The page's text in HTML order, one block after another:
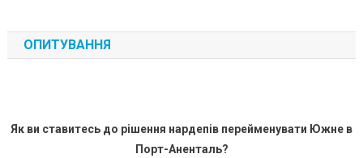
ОПИТУВАННЯ
Як ви ставитесь до рішення нардепів перейменувати Южне в
Порт-Аненталь?